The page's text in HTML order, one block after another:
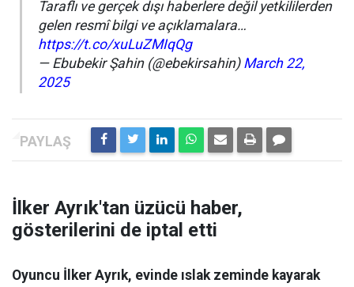
Taraflı ve gerçek dışı haberlere değil yetkililerden
gelen resmî bilgi ve açıklamalara…
https://t.co/xuLuZMIqQg
— Ebubekir Şahin (@ebekirsahin) March 22,
2025
İlker Ayrık'tan üzücü haber,
gösterilerini de iptal etti
Oyuncu İlker Ayrık, evinde ıslak zeminde kayarak